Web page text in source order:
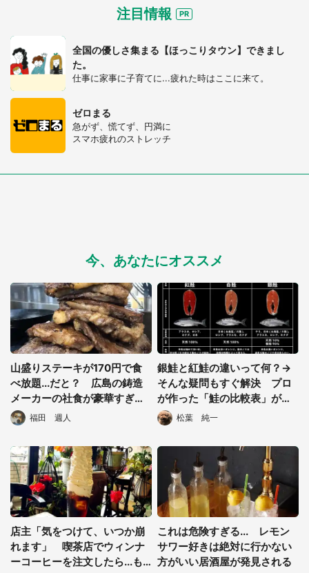
注目情報
全国の優しさ集まる【ほっこりタウン】できまし
た。
仕事に家事に子育てに...疲れた時はここに来て。
ゼロまる
急がず、慌てず、円満に
スマホ疲れのストレッチ
今、あなたにオススメ
山盛りステーキが170円で食
べ放題...だと？ 広島の鋳造
メーカーの社食が豪華すぎる
から転職したい
福田 週人
銀鮭と紅鮭の違いって何？→
そんな疑問もすぐ解決 プロ
が作った「鮭の比較表」が便
利だと話題に
松葉 純一
店主「気をつけて、いつか崩
れます」 喫茶店でウィンナ
ーコーヒーを注文したら...も
これは危険すぎる... レモン
サワー好きは絶対に行かない
方がいい居酒屋が発見される